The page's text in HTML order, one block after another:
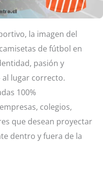
la imagen del
de fútbol en
pasión y
lugar correcto.
100%
colegios,
que desean proyectar
dentro y fuera de la